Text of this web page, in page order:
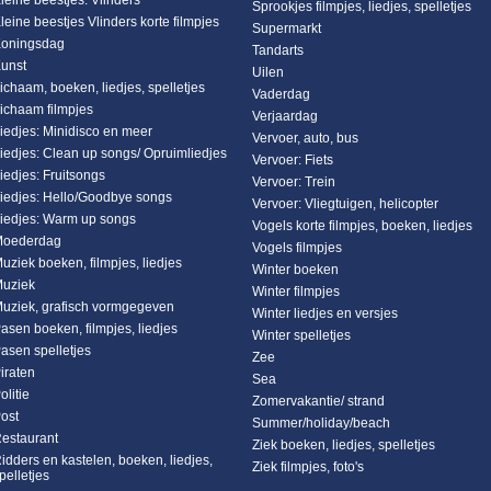
beestjes Vlinders korte filmpjes
boeken, liedjes, spelletjes
filmpjes
Minidisco en meer
Clean up songs/ Opruimliedjes
Fruitsongs
Hello/Goodbye songs
Warm up songs
boeken, filmpjes, liedjes
grafisch vormgegeven
boeken, filmpjes, liedjes
spelletjes
en kastelen, boeken, liedjes,
Sprookjes filmpjes, liedjes, spelletjes
Supermarkt
Tandarts
Uilen
Vaderdag
Verjaardag
Vervoer, auto, bus
Vervoer: Fiets
Vervoer: Trein
Vervoer: Vliegtuigen, helicopter
Vogels korte filmpjes, boeken, liedjes
Vogels filmpjes
Winter boeken
Winter filmpjes
Winter liedjes en versjes
Winter spelletjes
Zee
Sea
Zomervakantie/ strand
Summer/holiday/beach
Ziek boeken, liedjes, spelletjes
Ziek filmpjes, foto's